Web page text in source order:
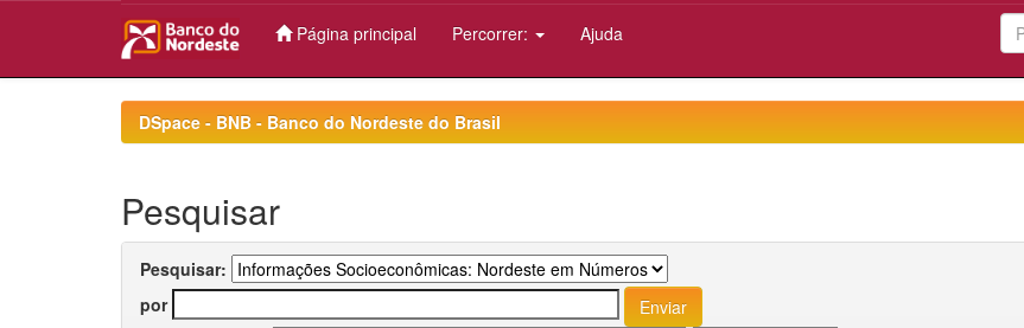
Página principal Percorrer: Ajuda
DSpace - BNB - Banco do Nordeste do Brasil
Pesquisar
Pesquisar:
por